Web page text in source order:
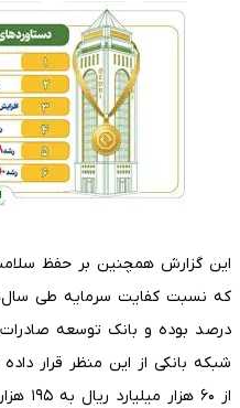
این گزارش همچنین بر حفظ
درصد بوده و بانک توسعه صادرات
شبکه بانکی از این منظر قرار
از ۶۰